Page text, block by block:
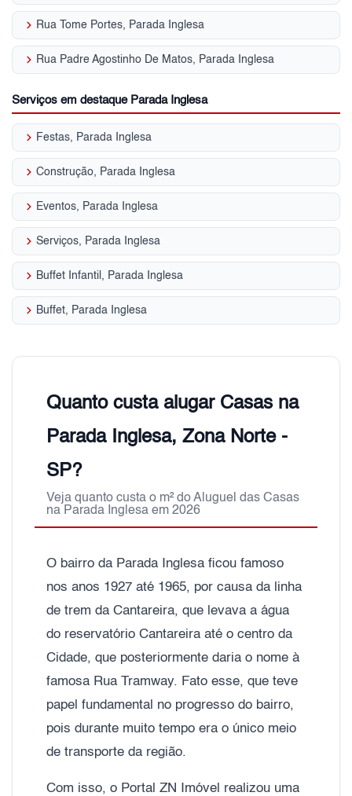
keyboard_arrow_right Rua Tome Portes, Parada Inglesa
keyboard_arrow_right Rua Padre Agostinho De Matos, Parada Inglesa
Serviços em destaque Parada Inglesa
keyboard_arrow_right Festas, Parada Inglesa
keyboard_arrow_right Construção, Parada Inglesa
keyboard_arrow_right Eventos, Parada Inglesa
keyboard_arrow_right Serviços, Parada Inglesa
keyboard_arrow_right Buffet Infantil, Parada Inglesa
keyboard_arrow_right Buffet, Parada Inglesa
Quanto custa alugar Casas na
Parada Inglesa, Zona Norte -
SP?
Veja quanto custa o m² do Aluguel das Casas
na Parada Inglesa em 2026
O bairro da Parada Inglesa ficou famoso
nos anos 1927 até 1965, por causa da linha
de trem da Cantareira, que levava a água
do reservatório Cantareira até o centro da
Cidade, que posteriormente daria o nome à
famosa Rua Tramway. Fato esse, que teve
papel fundamental no progresso do bairro,
pois durante muito tempo era o único meio
de transporte da região.
Com isso, o Portal ZN Imóvel realizou uma